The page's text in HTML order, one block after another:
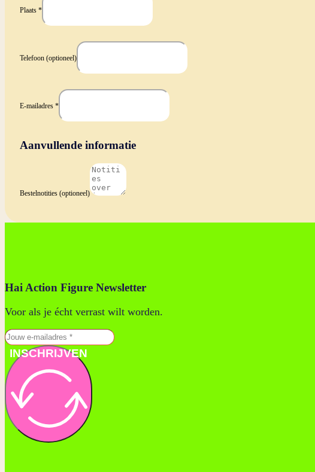
Plaats *
Telefoon (optioneel)
E-mailadres *
Aanvullende informatie
Bestelnotities (optioneel)
Hai Action Figure Newsletter
Voor als je écht verrast wilt worden.
INSCHRIJVEN